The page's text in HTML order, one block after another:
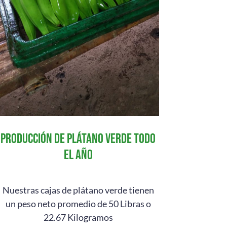
producción de plátano verde todo
el año
Nuestras cajas de plátano verde tienen
un peso neto promedio de 50 Libras o
22.67 Kilogramos